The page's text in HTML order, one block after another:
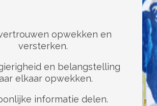
opwekken en
versterken.
en belangstelling
elkaar opwekken.
informatie delen.